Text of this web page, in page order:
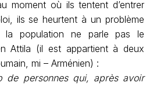
moment où ils tentent d’entrer
ils se heurtent à un problème
population ne parle pas le
Attila (il est appartient à deux
mi – Arménien) :
de personnes qui, après avoir